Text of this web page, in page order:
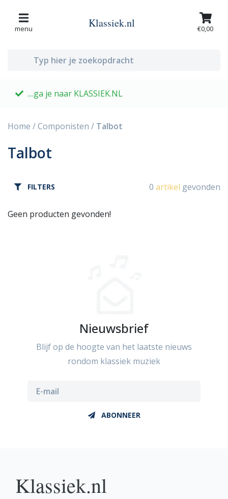
menu Klassiek.nl €0,00
....ga je naar KLASSIEK.NL
Home /Componisten / Talbot
Talbot
FILTERS 0 artikel gevonden
Geen producten gevonden!
Nieuwsbrief
Blijf op de hoogte van het laatste nieuws
rondom klassiek muziek
ABONNEER
Klassiek.nl